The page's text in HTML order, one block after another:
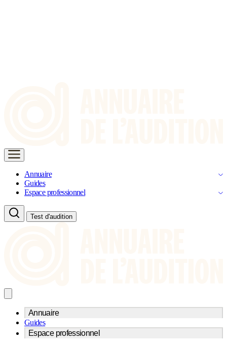
Annuaire
Guides
Espace professionnel
Test d'audition
Annuaire
Trouvez un professionnel de l'audition
Centre d'audioprothèse
Guides
Espace professionnel